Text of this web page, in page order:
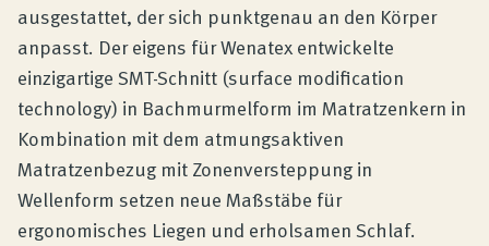
ausgestattet, der sich punktgenau an den Körper
anpasst. Der eigens für Wenatex entwickelte
einzigartige SMT-Schnitt (surface modification
technology) in Bachmurmelform im Matratzenkern in
Kombination mit dem atmungsaktiven
Matratzenbezug mit Zonenversteppung in
Wellenform setzen neue Maßstäbe für
ergonomisches Liegen und erholsamen Schlaf.